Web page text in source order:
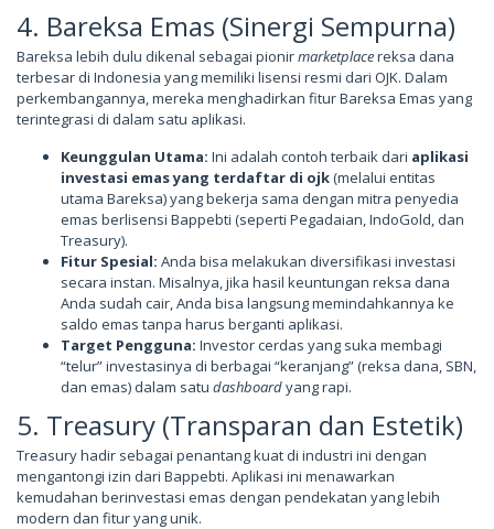
4. Bareksa Emas (Sinergi Sempurna)
Bareksa lebih dulu dikenal sebagai pionirmarketplacereksa dana
terbesar di Indonesia yang memiliki lisensi resmi dari OJK. Dalam
perkembangannya, mereka menghadirkan fitur Bareksa Emas yang
terintegrasi di dalam satu aplikasi.
Keunggulan Utama: Ini adalah contoh terbaik dari aplikasi
investasi emas yang terdaftar di ojk(melalui entitas
utama Bareksa) yang bekerja sama dengan mitra penyedia
emas berlisensi Bappebti (seperti Pegadaian, IndoGold, dan
Treasury).
Fitur Spesial: Anda bisa melakukan diversifikasi investasi
secara instan. Misalnya, jika hasil keuntungan reksa dana
Anda sudah cair, Anda bisa langsung memindahkannya ke
saldo emas tanpa harus berganti aplikasi.
Target Pengguna: Investor cerdas yang suka membagi
“telur” investasinya di berbagai “keranjang” (reksa dana, SBN,
dan emas) dalam satu dashboardyang rapi.
5. Treasury (Transparan dan Estetik)
Treasury hadir sebagai penantang kuat di industri ini dengan
mengantongi izin dari Bappebti. Aplikasi ini menawarkan
kemudahan berinvestasi emas dengan pendekatan yang lebih
modern dan fitur yang unik.